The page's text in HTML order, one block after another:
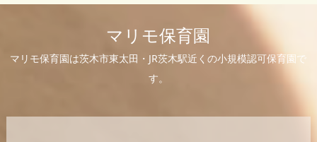
マリモ保育園
マリモ保育園は茨木市東太田・JR茨木駅近くの小規模認可保育園で
す。